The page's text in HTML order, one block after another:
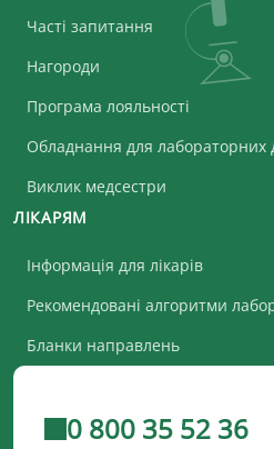
Часті запитання
Нагороди
Програма лояльності
Обладнання для лабораторних
Виклик медсестри
ЛІКАРЯМ
Інформація для лікарів
Рекомендовані алгоритми
Бланки направлень
0 800 35 52 36